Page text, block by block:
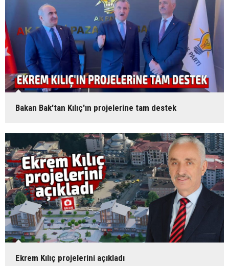
Bakan Bak'tan Kılıç'ın projelerine tam destek
Ekrem Kılıç projelerini açıkladı